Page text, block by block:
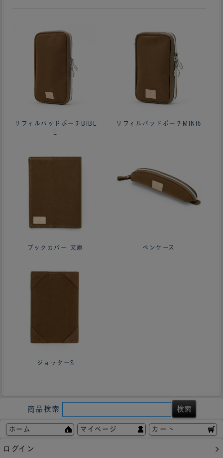
リフィルパッドポーチBIBL
E
リフィルパッドポーチMINI6
ブックカバー 文庫 ペンケース
ジョッターS
商品検索
ホーム マイページ カート
ログイン